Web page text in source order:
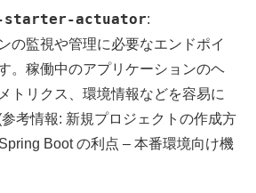
starter-actuator:
の監視や管理に必要なエンドポイ
。稼働中のアプリケーションのヘ
トリクス、環境情報などを容易に
考情報: 新規プロジェクトの作成方
Boot の利点 – 本番環境向け機